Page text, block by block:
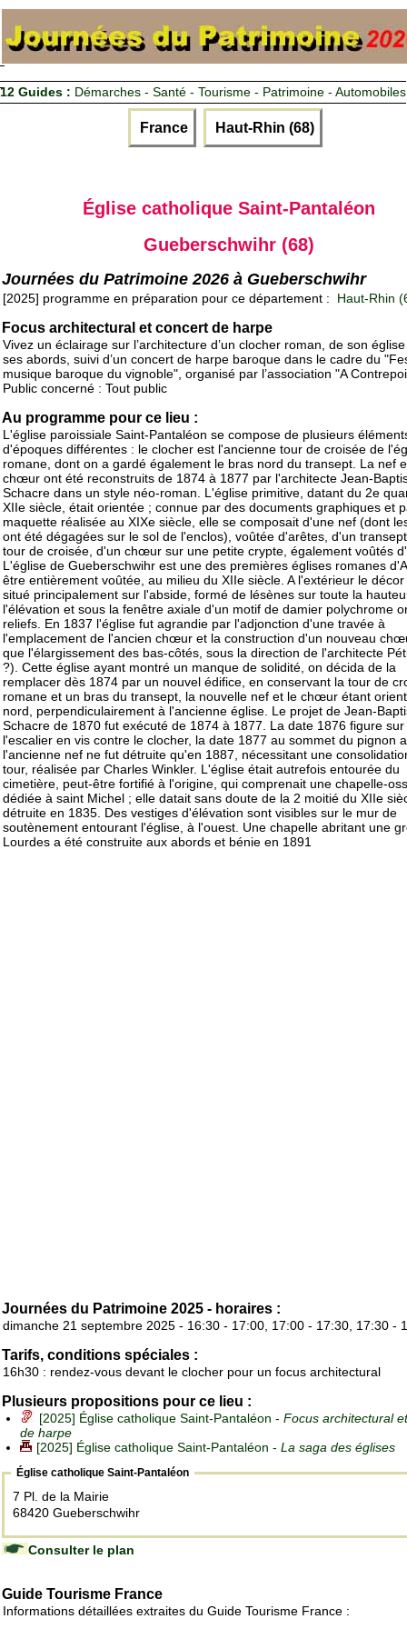
12 Guides : Démarches - Santé - Tourisme - Patrimoine - Automobiles
France Haut-Rhin (68)
Église catholique Saint-Pantaléon
Gueberschwihr (68)
Journées du Patrimoine 2026 à Gueberschwihr
[2025] programme en préparation pour ce département : Haut-Rhin
Focus architectural et concert de harpe
Vivez un éclairage sur l’architecture d’un clocher roman, de son
ses abords, suivi d’un concert de harpe baroque dans le cadre du
musique baroque du vignoble", organisé par l’association "A
Public concerné : Tout public
Au programme pour ce lieu :
L'église paroissiale Saint-Pantaléon se compose de plusieurs
d'époques différentes : le clocher est l'ancienne tour de croisée de
romane, dont on a gardé également le bras nord du transept. La nef
chœur ont été reconstruits de 1874 à 1877 par l'architecte Jean-
Schacre dans un style néo-roman. L'église primitive, datant du 2e
XIIe siècle, était orientée ; connue par des documents graphiques et
maquette réalisée au XIXe siècle, elle se composait d'une nef (dont
ont été dégagées sur le sol de l'enclos), voûtée d'arêtes, d'un
tour de croisée, d'un chœur sur une petite crypte, également voûtés
L'église de Gueberschwihr est une des premières églises romanes
être entièrement voûtée, au milieu du XIIe siècle. A l'extérieur le
situé principalement sur l'abside, formé de lésènes sur toute la
l'élévation et sous la fenêtre axiale d'un motif de damier polychrome
reliefs. En 1837 l'église fut agrandie par l'adjonction d'une travée à
l'emplacement de l'ancien chœur et la construction d'un nouveau
que l'élargissement des bas-côtés, sous la direction de l'architecte
?). Cette église ayant montré un manque de solidité, on décida de la
remplacer dès 1874 par un nouvel édifice, en conservant la tour de
romane et un bras du transept, la nouvelle nef et le chœur étant
nord, perpendiculairement à l'ancienne église. Le projet de Jean-
Schacre de 1870 fut exécuté de 1874 à 1877. La date 1876 figure sur
l'escalier en vis contre le clocher, la date 1877 au sommet du pignon
l'ancienne nef ne fut détruite qu'en 1887, nécessitant une
tour, réalisée par Charles Winkler. L'église était autrefois entourée du
cimetière, peut-être fortifié à l'origine, qui comprenait une chapelle-
dédiée à saint Michel ; elle datait sans doute de la 2 moitié du XIIe
détruite en 1835. Des vestiges d'élévation sont visibles sur le mur de
soutènement entourant l'église, à l'ouest. Une chapelle abritant une
Lourdes a été construite aux abords et bénie en 1891
Journées du Patrimoine 2025 - horaires :
dimanche 21 septembre 2025 - 16:30 - 17:00, 17:00 - 17:30, 17:30 -
Tarifs, conditions spéciales :
16h30 : rendez-vous devant le clocher pour un focus architectural
Plusieurs propositions pour ce lieu :
[2025] Église catholique Saint-Pantaléon - Focus architectural
de harpe
[2025] Église catholique Saint-Pantaléon - La saga des églises
Église catholique Saint-Pantaléon
7 Pl. de la Mairie
68420 Gueberschwihr
Consulter le plan
Guide Tourisme France
Informations détaillées extraites du Guide Tourisme France :